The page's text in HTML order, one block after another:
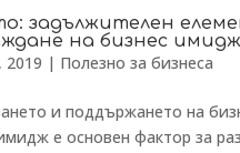
задължителен
на бизнес имидж
2019 | Полезно за бизнеса
и поддържането на
е основен фактор за